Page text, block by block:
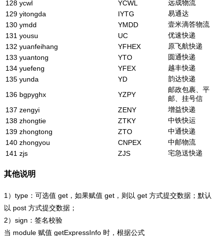
128 ycwl YCWL
远成物流
129 yitongda IYTG
易通达
130 ymdd YMDD
壹米滴答物流
131 yousu UC
优速快递
132 yuanfeihang YFHEX
原飞航快递
133 yuantong YTO
圆通快递
134 yuefeng YFEX
越丰快递
135 yunda YD
韵达快递
136 bgpyghx YZPY
邮政包裹、平
邮、挂号信
137 zengyi ZENY
增益快递
138 zhongtie ZTKY
中铁快运
139 zhongtong ZTO
中通快递
140 zhongyou CNPEX
中邮物流
141 zjs ZJS 宅急送快递
其他说明
1）type：可选值 get，如果赋值 get，则以 get 方式提交数据；默认
以 post 方式提交数据；
2）sign：签名校验
当 module 赋值 getExpressInfo 时，根据公式